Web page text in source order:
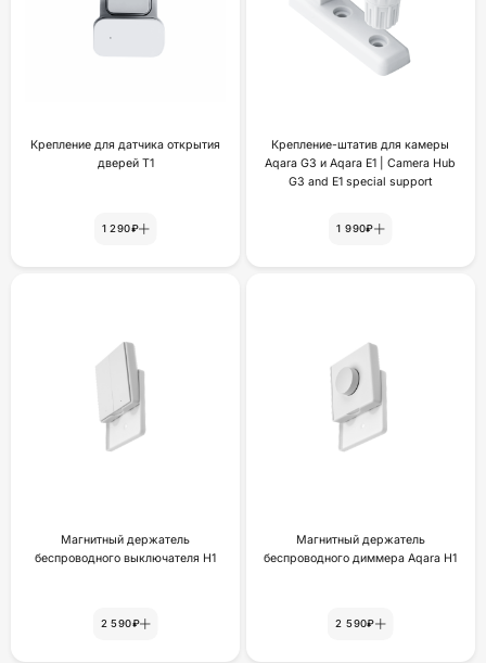
Крепление для датчика открытия
дверей Т1
1 290₽
Крепление-штатив для камеры
Aqara G3 и Aqara E1 | Camera Hub
G3 and E1 special support
1 990₽
Магнитный держатель
беспроводного выключателя H1
2 590₽
Магнитный держатель
беспроводного диммера Aqara H1
2 590₽